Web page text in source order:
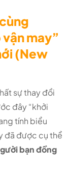
may”
(New
sự thay đổi
đây “khởi
tính biểu
đã được cụ thể
bạn đồng